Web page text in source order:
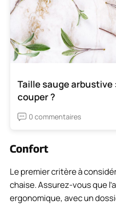
Taille sauge
couper ?
0 commentaires
Confort
Le premier critère à
chaise. Assurez-vous que
ergonomique, avec un